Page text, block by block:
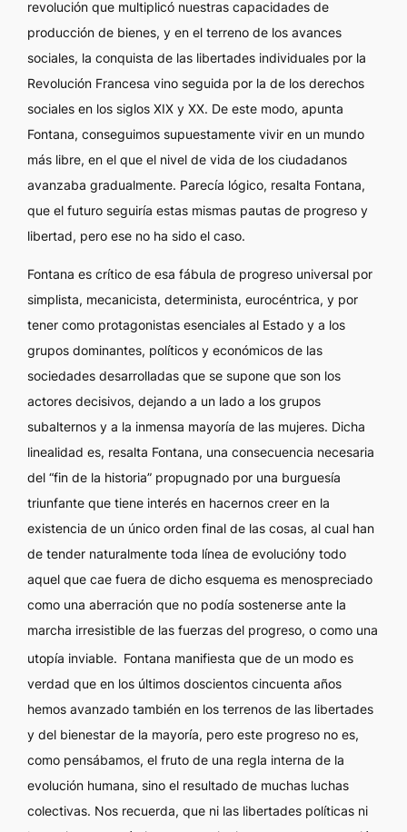
revolución que multiplicó nuestras capacidades de
producción de bienes, y en el terreno de los avances
sociales, la conquista de las libertades individuales por la
Revolución Francesa vino seguida por la de los derechos
sociales en los siglos XIX y XX. De este modo, apunta
Fontana, conseguimos supuestamente vivir en un mundo
más libre, en el que el nivel de vida de los ciudadanos
avanzaba gradualmente. Parecía lógico, resalta Fontana,
que el futuro seguiría estas mismas pautas de progreso y
libertad, pero ese no ha sido el caso.
Fontana es crítico de esa fábula de progreso universal por
simplista, mecanicista, determinista, eurocéntrica, y por
tener como protagonistas esenciales al Estado y a los
grupos dominantes, políticos y económicos de las
sociedades desarrolladas que se supone que son los
actores decisivos, dejando a un lado a los grupos
subalternos y a la inmensa mayoría de las mujeres. Dicha
linealidad es, resalta Fontana, una consecuencia necesaria
del “fin de la historia” propugnado por una burguesía
triunfante que tiene interés en hacernos creer en la
existencia de un único orden final de las cosas, al cual han
de tender naturalmente toda línea de evolucióny todo
aquel que cae fuera de dicho esquema es menospreciado
como una aberración que no podía sostenerse ante la
marcha irresistible de las fuerzas del progreso, o como una
utopía inviable. Fontana manifiesta que de un modo es
verdad que en los últimos doscientos cincuenta años
hemos avanzado también en los terrenos de las libertades
y del bienestar de la mayoría, pero este progreso no es,
como pensábamos, el fruto de una regla interna de la
evolución humana, sino el resultado de muchas luchas
colectivas. Nos recuerda, que ni las libertades políticas ni